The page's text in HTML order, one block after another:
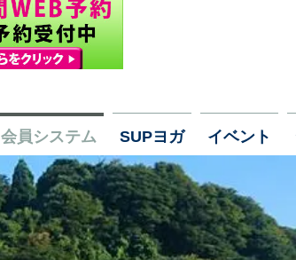
会員システム SUPヨガ イベント